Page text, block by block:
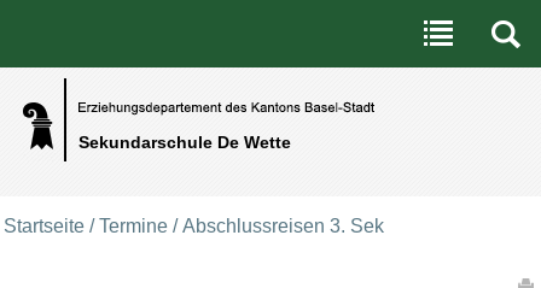
Sekundarschule De Wette
Benutzerspezifische Werkzeuge
Direkt zum Inhalt|Direkt zur Navigation
Startseite /Termine /Abschlussreisen 3. Sek